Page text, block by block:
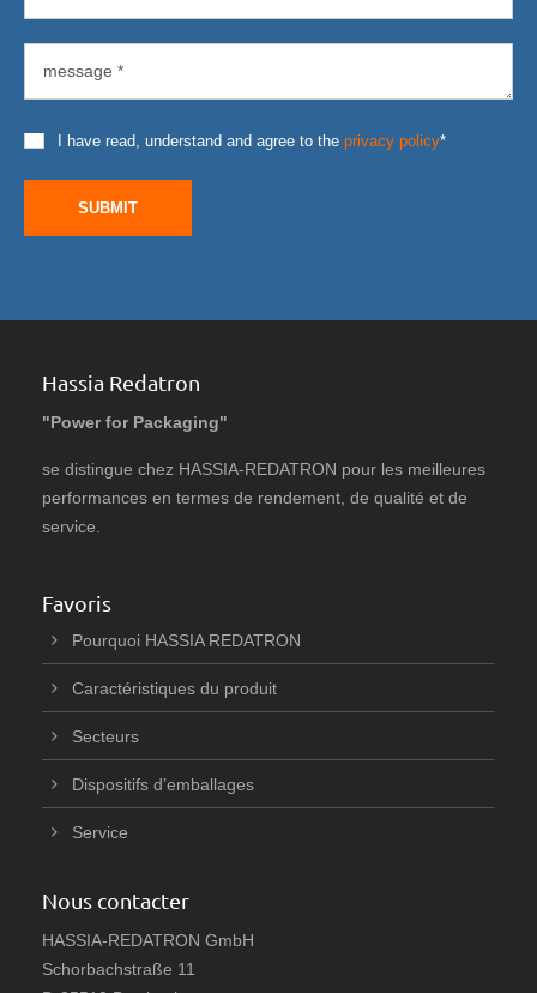
I have read, understand and agree to the privacy policy*
SUBMIT
Hassia Redatron
"Power for Packaging"
se distingue chez HASSIA-REDATRON pour les meilleures
performances en termes de rendement, de qualité et de
service.
Favoris
Pourquoi HASSIA REDATRON
Caractéristiques du produit
Secteurs
Dispositifs d’emballages
Service
Nous contacter
HASSIA-REDATRON GmbH
Schorbachstraße 11